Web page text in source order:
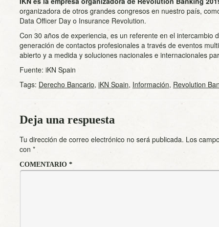
organizadora de otros grandes congresos en nuestro país,
Data Officer Day o Insurance Revolution.
Con 30 años de experiencia, es un referente en el intercambio
generación de contactos profesionales a través de eventos
abierto y a medida y soluciones nacionales e internacionales
Fuente: iKN Spain
Tags: Derecho Bancario, iKN Spain, Información, Revolution
Deja una respuesta
Tu dirección de correo electrónico no será publicada. Los
con *
COMENTARIO *